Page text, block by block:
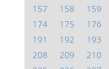
157
158 159
174
175 176
191
192 193
208
209 210